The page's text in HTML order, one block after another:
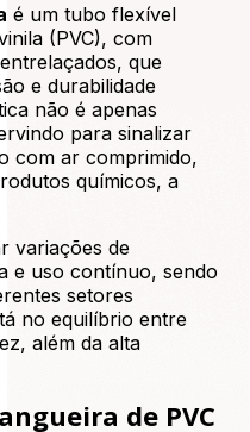
é um tubo flexível
(PVC), com
que
e durabilidade
não é apenas
para sinalizar
com ar comprimido,
químicos, a
variações de
e uso contínuo, sendo
setores
no equilíbrio entre
além da alta
de PVC